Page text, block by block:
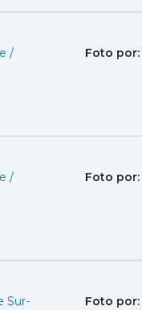
/
Foto por:
/
Foto por:
Sur-
Foto por: